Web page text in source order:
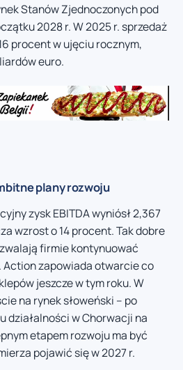
Stanów Zjednoczonych pod
2028 r. W 2025 r. sprzedaż
procent w ujęciu rocznym,
euro.
plany rozwoju
zysk EBITDA wyniósł 2,367
wzrost o 14 procent. Tak dobre
firmie kontynuować
Action zapowiada otwarcie co
jeszcze w tym roku. W
na rynek słoweński – po
działalności w Chorwacji na
etapem rozwoju ma być
pojawić się w 2027 r.